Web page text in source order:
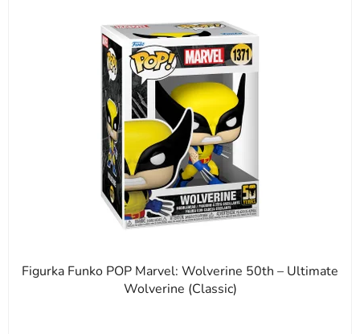
Figurka Funko POP Marvel: Wolverine 50th – Ultimate
Wolverine (Classic)